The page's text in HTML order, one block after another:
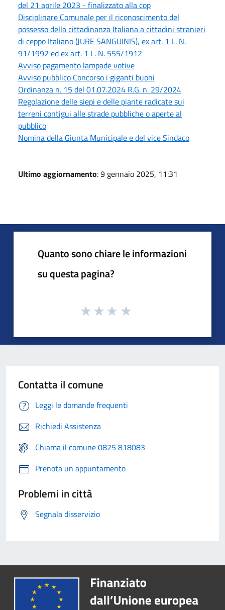
del 21 aprile 2023 - finalizzato alla cop
Disciplinare Comunale per il riconoscimento del
possesso della cittadinanza Italiana a cittadini stranieri
di ceppo Italiano (JURE SANGUINIS), ex art. 1 L. N.
91/1992 ed ex art. 1 L. N. 555/1912
Avviso pagamento lampade votive
Avviso pubblico Concorso i giganti buoni
Ordinanza n. 15 del 01.07.2024 R.G. n. 29/2024
Regolazione delle siepi e delle piante radicate sui
terreni contigui alle strade pubbliche o aperte al
pubblico
Nomina della Giunta Municipale e del vice Sindaco
Ultimo aggiornamento: 9 gennaio 2025, 11:31
Quanto sono chiare le informazioni
su questa pagina?
Contatta il comune
Leggi le domande frequenti
Richiedi Assistenza
Chiama il comune 0825 818083
Prenota un appuntamento
Problemi in città
Segnala disservizio